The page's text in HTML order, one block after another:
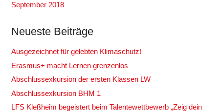
September 2018
Neueste Beiträge
Ausgezeichnet für gelebten Klimaschutz!
Erasmus+ macht Lernen grenzenlos
Abschlussexkursion der ersten Klassen LW
Abschlussexkursion BHM 1
LFS Kleßheim begeistert beim Talentewettbewerb „Zeig dein